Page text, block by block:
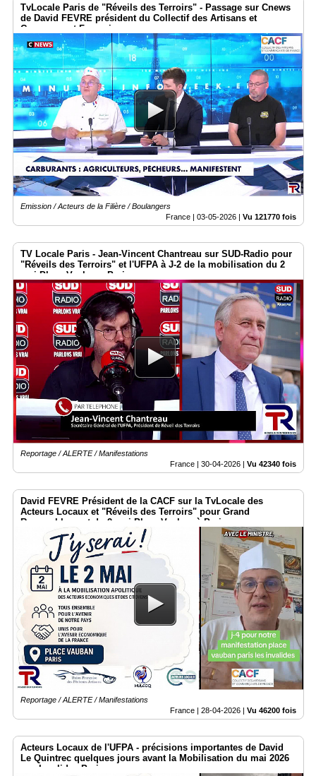
TvLocale Paris de "Réveils des Terroirs" - Passage sur Cnews
de David FEVRE président du Collectif des Artisans et
Commerçant Français
Emission / Acteurs de la Filière / Boulangers
France | 03-05-2026 Vu 121770 fois
TV Locale Paris - Jean-Vincent Chantreau sur SUD-Radio pour
"Réveils des Terroirs" et l'UFPA à J-2 de la mobilisation du 2
mai Place Vauban - Paris
Reportage / ALERTE / Manifestations
France | 30-04-2026 | Vu 42340 fois
David FEVRE Président de la CACF sur la TvLocale des
Acteurs Locaux et "Réveils des Terroirs" pour Grand
Rassemblement du 2 mai Place Vauban à Paris
Reportage / ALERTE / Manifestations
France | 28-04-2026 | Vu 46200 fois
Acteurs Locaux de l'UFPA - précisions importantes de David
Le Quintrec quelques jours avant la Mobilisation du mai 2026
aux Invalides Paris